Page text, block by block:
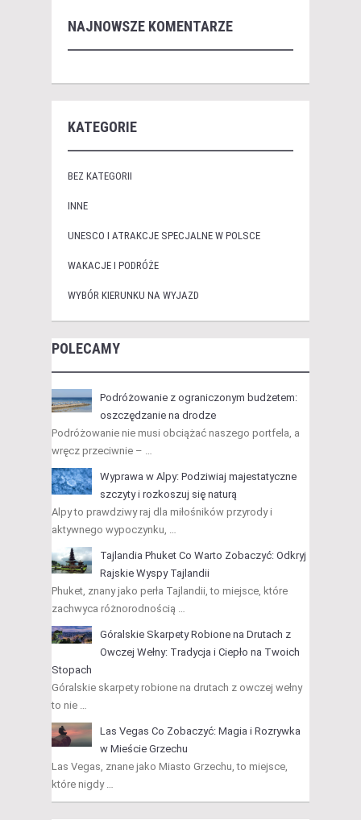
NAJNOWSZE KOMENTARZE
KATEGORIE
BEZ KATEGORII
INNE
UNESCO I ATRAKCJE SPECJALNE W POLSCE
WAKACJE I PODRÓŻE
WYBÓR KIERUNKU NA WYJAZD
POLECAMY
Podróżowanie z ograniczonym budżetem:
oszczędzanie na drodze
Podróżowanie nie musi obciążać naszego portfela, a
wręcz przeciwnie – …
Wyprawa w Alpy: Podziwiaj majestatyczne
szczyty i rozkoszuj się naturą
Alpy to prawdziwy raj dla miłośników przyrody i
aktywnego wypoczynku, …
Tajlandia Phuket Co Warto Zobaczyć: Odkryj
Rajskie Wyspy Tajlandii
Phuket, znany jako perła Tajlandii, to miejsce, które
zachwyca różnorodnością …
Góralskie Skarpety Robione na Drutach z
Owczej Wełny: Tradycja i Ciepło na Twoich
Stopach
Góralskie skarpety robione na drutach z owczej wełny
to nie …
Las Vegas Co Zobaczyć: Magia i Rozrywka
w Mieście Grzechu
Las Vegas, znane jako Miasto Grzechu, to miejsce,
które nigdy …